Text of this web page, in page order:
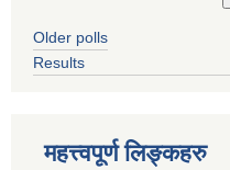
Older polls
Results
महत्त्वपूर्ण लिङ्कहरु